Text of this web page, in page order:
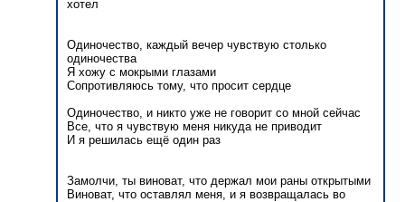
хотел
Одиночество, каждый вечер чувствую столько
одиночества
Я хожу с мокрыми глазами
Сопротивляюсь тому, что просит сердце
Одиночество, и никто уже не говорит со мной сейчас
Все, что я чувствую меня никуда не приводит
И я решилась ещё один раз
Замолчи, ты виноват, что держал мои раны открытыми
Виноват, что оставлял меня, и я возвращалась во